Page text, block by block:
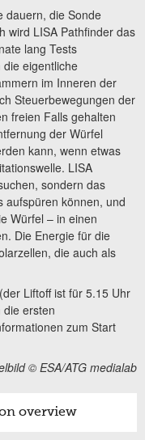
dauern, die Sonde
wird LISA Pathfinder das
lang Tests
eigentliche
im Inneren der
Steuerbewegungen der
freien Falls gehalten
der Würfel
kann, wenn etwas
LISA
sondern das
aufspüren können, und
Würfel – in einen
Die Energie für die
die auch als
Liftoff ist für 5.15 Uhr
die ersten
zum Start
© ESA/ATG medialab
overview